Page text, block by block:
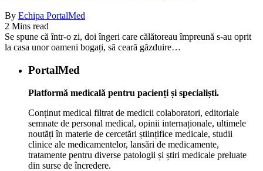
By Echipa PortalMed
2 Mins read
Se spune că într-o zi, doi îngeri care călătoreau împreună s-au oprit
la casa unor oameni bogați, să ceară găzduire…
PortalMed
Platformă medicală pentru pacienți și specialiști.
Conținut medical filtrat de medicii colaboratori, editoriale
semnate de personal medical, opinii internaționale, ultimele
noutăți în materie de cercetări științifice medicale, studii
clinice ale medicamentelor, lansări de medicamente,
tratamente pentru diverse patologii și știri medicale preluate
din surse de încredere.